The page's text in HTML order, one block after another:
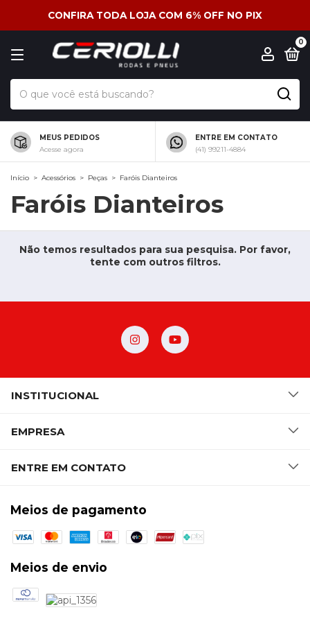
CONFIRA TODA LOJA COM 6% OFF NO PIX
0
MEUS PEDIDOS
Acesse agora
ENTRE EM CONTATO
(41) 99211-4884
Início > Acessórios > Peças > Faróis Dianteiros
Faróis Dianteiros
Não temos resultados para sua pesquisa. Por favor,
tente com outros filtros.
INSTITUCIONAL
EMPRESA
ENTRE EM CONTATO
Meios de pagamento
Meios de envio